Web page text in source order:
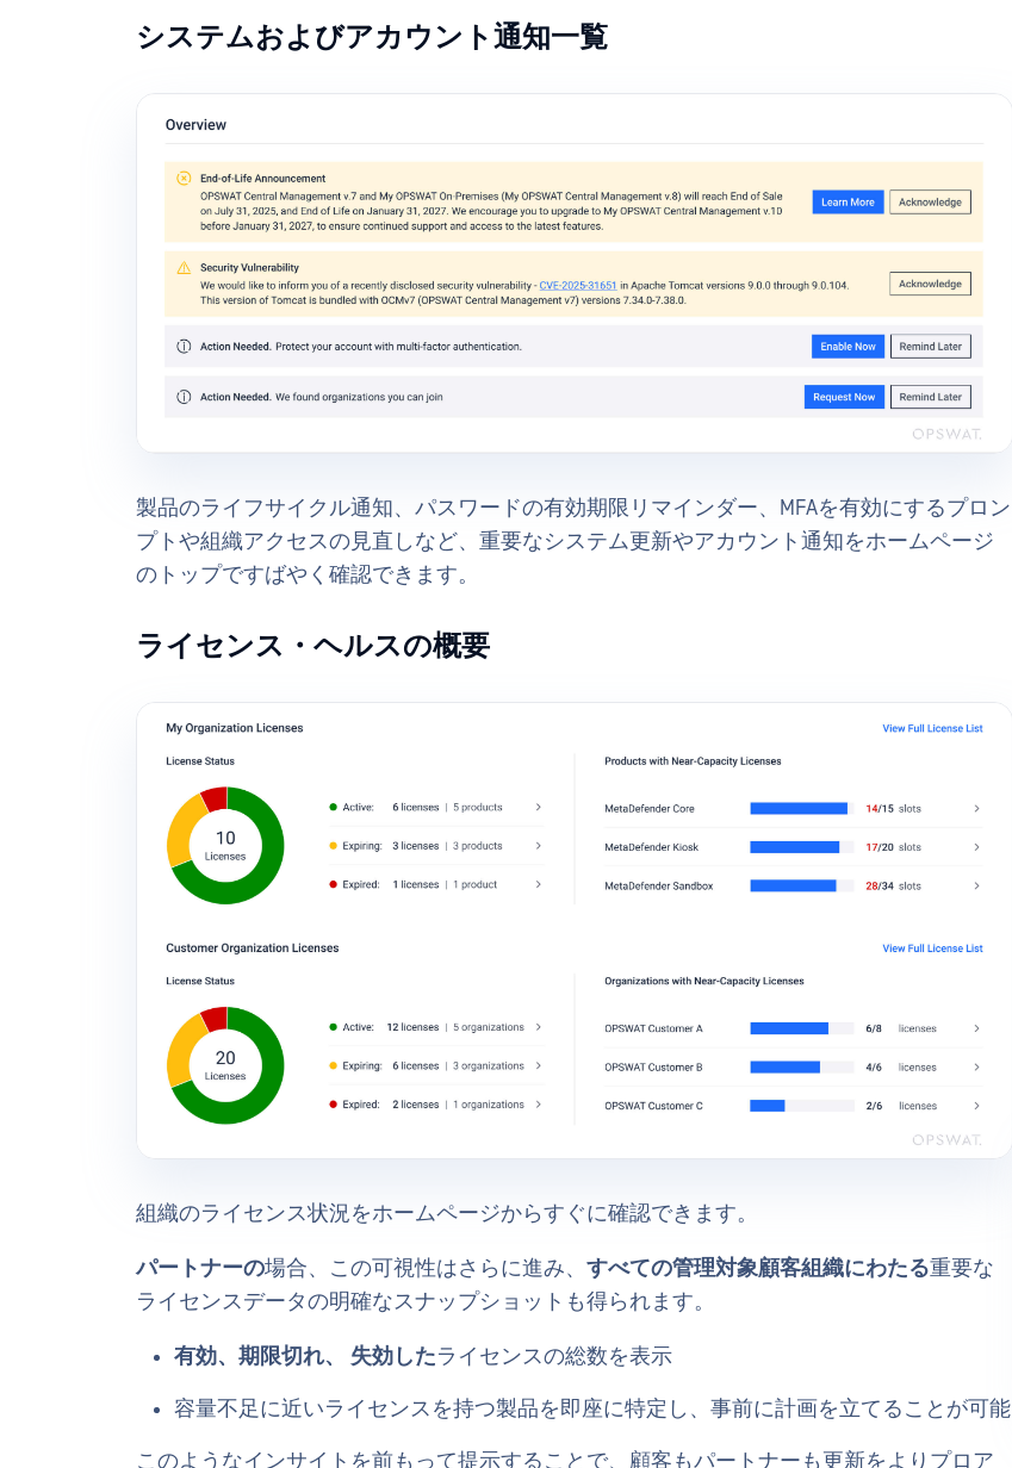
システムおよびアカウント通知一覧
製品のライフサイクル通知、パスワードの有効期限リマインダー、MFAを有効にするプロン
プトや組織アクセスの見直しなど、重要なシステム更新やアカウント通知をホームページ
のトップですばやく確認できます。
ライセンス・ヘルスの概要
組織のライセンス状況をホームページからすぐに確認できます。
パートナーの場合、この可視性はさらに進み、 すべての管理対象顧客組織にわたる重要な
ライセンスデータの明確なスナップショットも得られます。
有効、期限切れ、 失効したライセンスの総数を表示
容量不足に近いライセンスを持つ製品を即座に特定し、事前に計画を立てることが可能
このようなインサイトを前もって提示することで、顧客もパートナーも更新をよりプロア